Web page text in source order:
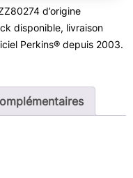
d’origine
disponible, livraison
Perkins® depuis 2003.